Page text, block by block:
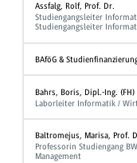
Assfalg, Rolf, Prof. Dr.
Studiengangsleiter
Studiengangsleiter
BAföG &
Bahrs, Boris, Dipl.-Ing. (FH)
Laborleiter Informatik /
Baltromejus, Marisa, Prof.
Professorin Studiengang
Management